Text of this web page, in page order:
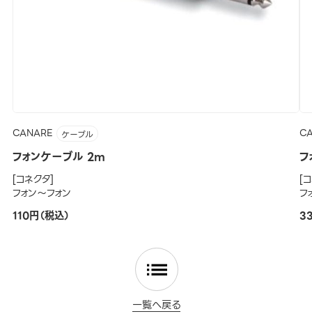
CANARE ケーブル
フォンケーブル 2m
[コネクタ]
フォン～フォン
110円（税込）
[
フ
一覧へ戻る